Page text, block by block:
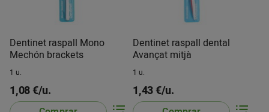
Dentinet raspall Mono
Mechón brackets
1 u.
1,08 €/u.
Dentinet raspall dental
Avançat mitjà
1 u.
1,43 €/u.